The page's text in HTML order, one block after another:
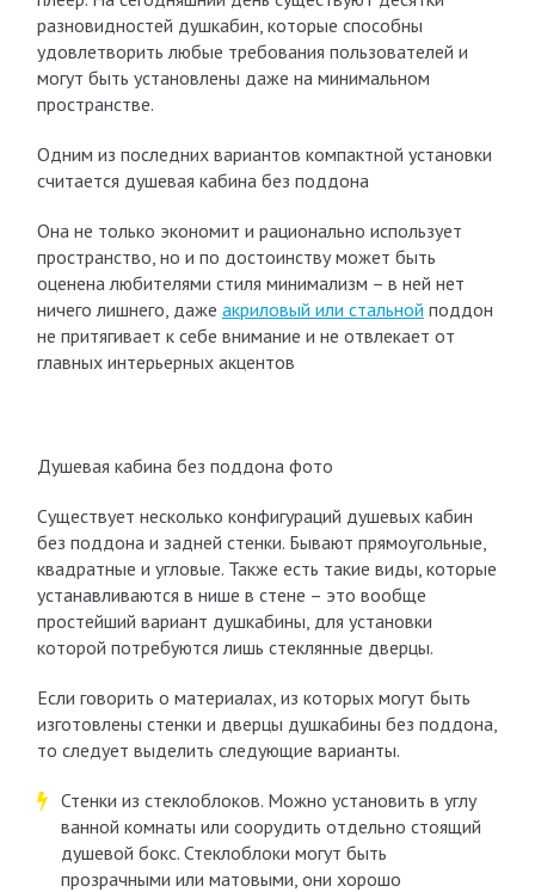
разновидностей душкабин, которые способны
удовлетворить любые требования пользователей и
могут быть установлены даже на минимальном
пространстве.
Одним из последних вариантов компактной установки
считается душевая кабина без поддона
Она не только экономит и рационально использует
пространство, но и по достоинству может быть
оценена любителями стиля минимализм – в ней нет
ничего лишнего, даже акриловый или стальной поддон
не притягивает к себе внимание и не отвлекает от
главных интерьерных акцентов
Душевая кабина без поддона фото
Существует несколько конфигураций душевых кабин
без поддона и задней стенки. Бывают прямоугольные,
квадратные и угловые. Также есть такие виды, которые
устанавливаются в нише в стене – это вообще
простейший вариант душкабины, для установки
которой потребуются лишь стеклянные дверцы.
Если говорить о материалах, из которых могут быть
изготовлены стенки и дверцы душкабины без поддона,
то следует выделить следующие варианты.
Стенки из стеклоблоков. Можно установить в углу
ванной комнаты или соорудить отдельно стоящий
душевой бокс. Стеклоблоки могут быть
прозрачными или матовыми, они хорошо